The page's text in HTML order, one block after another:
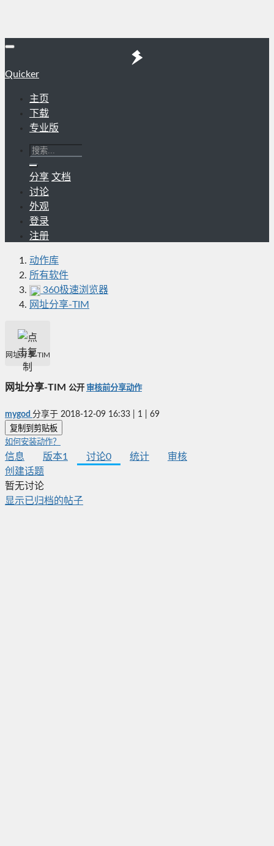
Quicker
主页
下载
专业版
分享 文档
讨论
外观
登录
注册
动作库
所有软件
360极速浏览器
网址分享-TIM
网址分享-TIM
网址分享-TIM 公开 审核前分享动作
mygod 分享于 2018-12-09 16:33 1 69
复制到剪贴板
如何安装动作？
信息 版本1 讨论0 统计
审核
创建话题
暂无讨论
显示已归档的帖子